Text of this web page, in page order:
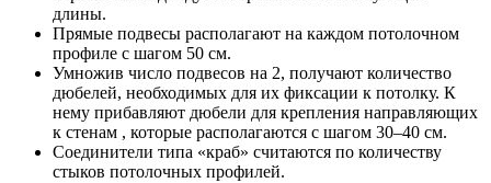
длины.
Прямые подвесы располагают на каждом потолочном
профиле с шагом 50 см.
Умножив число подвесов на 2, получают количество
дюбелей, необходимых для их фиксации к потолку. К
нему прибавляют дюбели для крепления направляющих
к стенам , которые располагаются с шагом 30–40 см.
Соединители типа «краб» считаются по количеству
стыков потолочных профилей.